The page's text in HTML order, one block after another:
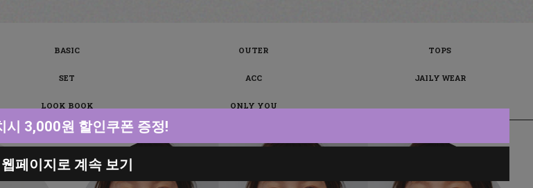
BASIC OUTER TOPS
SET ACC JAILY WEAR
LOOK BOOK ONLY YOU
시 3,000원 할인쿠폰 증정!
웹페이지로 계속 보기